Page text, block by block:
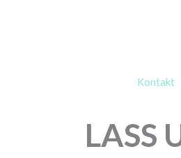
RUNDBALLON | 30″